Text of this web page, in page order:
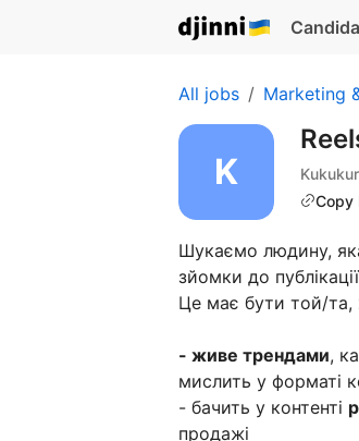
All jobs Marketing
Copy
Шукаємо людину,
зйомки до
Це має бути той/та,
- живе трендами,
мислить у форматі
- бачить у контенті
продажі